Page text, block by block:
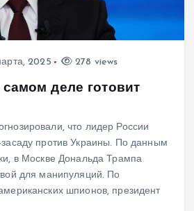
2025 278 views
самом деле готовит
что лидер России
засаду против Украины. По данным
в Москве Дональда Трампа
для манипуляций. По
шпионов, президент